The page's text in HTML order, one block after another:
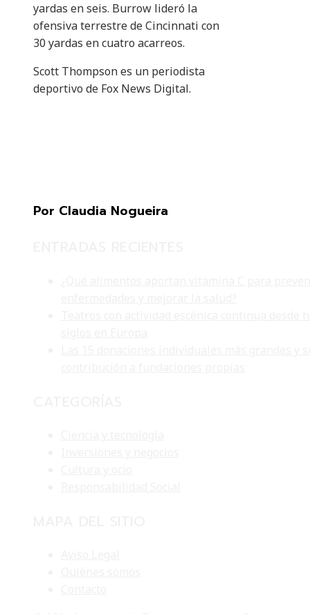
yardas en seis. Burrow lideró la
ofensiva terrestre de Cincinnati con
30 yardas en cuatro acarreos.
Scott Thompson es un periodista
deportivo de Fox News Digital.
Por Claudia Nogueira